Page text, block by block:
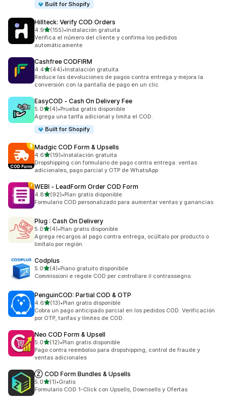
Built for Shopify
Hillteck: Verify COD Orders
4.9de 5 estrellas
(155)
155 reseñas en total
•Instalación gratuita
Verifica el número del cliente y confirma los pedidos
automáticamente
Cashfree CODFIRM
4.4de 5 estrellas
(44)
44 reseñas en total
•Instalación gratuita
Reduce las devoluciones de pagos contra entrega y mejora la
conversión con la pantalla de pago en un clic
EasyCOD ‑ Cash On Delivery Fee
5.0de 5 estrellas
(4)
4 reseñas en total
•Prueba gratis disponible
Agrega una tarifa adicional y limita el COD.
Built for Shopify
Madgic COD Form & Upsells
4.6de 5 estrellas
(19)
19 reseñas en total
•Instalación gratuita
Dropshipping con formulario de pago contra entrega: ventas
adicionales, pago parcial y OTP de WhatsApp
WEBI ‑ LeadForm Order COD Form
4.8de 5 estrellas
(92)
92 reseñas en total
•Plan gratis disponible
Formulario COD personalizado para aumentar ventas y ganancias
Plug : Cash On Delivery
5.0de 5 estrellas
(4)
4 reseñas en total
•Plan gratis disponible
Agrega recargos al pago contra entrega, ocúltalo por producto o
limítalo por región.
Codplus
5.0de 5 estrellas
(4)
4 reseñas en total
•Piano gratuito disponibile
Commissioni e regole COD per controllare il contrassegno.
PenguinCOD: Partial COD & OTP
4.6de 5 estrellas
(13)
13 reseñas en total
•Plan gratis disponible
Cobra un pago anticipado parcial en los pedidos COD. Verificación
por OTP, tarifas y límites de COD.
Neo COD Form & Upsell
5.0de 5 estrellas
(12)
12 reseñas en total
•Plan gratis disponible
Pago contra reembolso para dropshipping, control de fraude y
ventas adicionales
Ⓩ COD Form Bundles & Upsells
5.0de 5 estrellas
(1)
1 reseñas en total
•Gratis
Formulario COD 1-Click con Upsells, Downsells y Ofertas